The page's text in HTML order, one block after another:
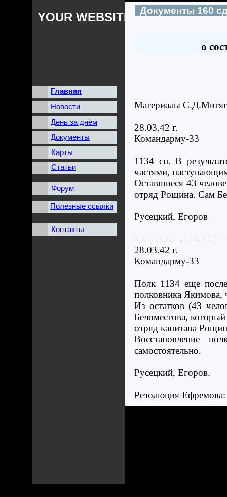
YOUR WEBSITES NAME
Главная
Новости
День за днём
Документы
Карты
Статьи
Форум
Полезные ссылки
Контакты
Документы 160
о
Материалы
28.03.42 г.
Командарму-33
1134 сп. В
частями,
Оставшиеся 43
отряд Рощина. Сам
Русецкий, Егоров
28.03.42 г.
Командарму-33
Полк 1134 еще
полковника Якимова,
Из остатков (43
Беломестова,
отряд капитана
Восстановление
самостоятельно.
Русецкий, Егоров.
Резолюция